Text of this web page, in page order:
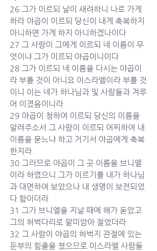
26 그가 이르되 날이 새려하니 나로 가게
하라 야곱이 이르되 당신이 내게 축복하지
아니하면 가게 하지 아니하겠나이다
27 그 사람이 그에게 이르되 네 이름이 무
엇이냐 그가 이르되 야곱이니이다
28 그가 이르되 네 이름을 다시는 야곱이
라 부를 것이 아니요 이스라엘이라 부를 것
이니 이는 네가 하나님과 및 사람들과 겨루
어 이겼음이니라
29 야곱이 청하여 이르되 당신의 이름을
알려주소서 그 사람이 이르되 어찌하여 내
이름을 묻느냐 하고 거기서 야곱에게 축복
한지라
30 그러므로 야곱이 그 곳 이름을 브니엘
이라 하였으니 그가 이르기를 내가 하나님
과 대면하여 보았으나 내 생명이 보전되었
다 함이더라
31 그가 브니엘을 지날 때에 해가 돋았고
그의 허벅다리로 말미암아 절었더라
32 그 사람이 야곱의 허벅지 관절에 있는
둔부의 힘줄을 쳤으므로 이스라엘 사람들